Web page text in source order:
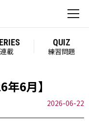
連載
QUIZ
練習問題
6月】
2026-06-22